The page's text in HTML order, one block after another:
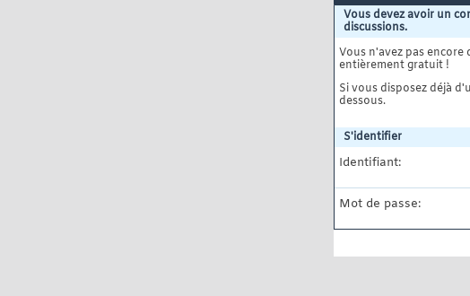
Vous devez avoir un
discussions.
Vous n'avez pas encore
entièrement gratuit !
Si vous disposez déjà
dessous.
S'identifier
Identifiant:
Mot de passe: